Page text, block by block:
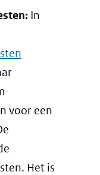
In
voor een
Het is